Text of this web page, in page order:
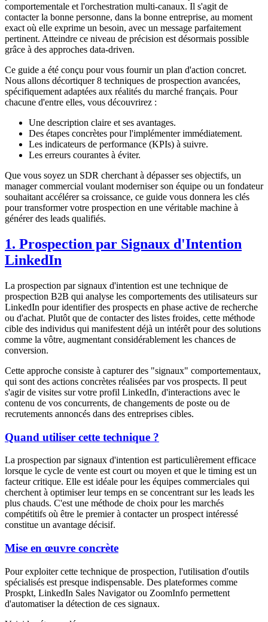
comportementale et l'orchestration multi-canaux. Il s'agit de
contacter la bonne personne, dans la bonne entreprise, au moment
exact où elle exprime un besoin, avec un message parfaitement
pertinent. Atteindre ce niveau de précision est désormais possible
grâce à des approches data-driven.
Ce guide a été conçu pour vous fournir un plan d'action concret.
Nous allons décortiquer 8 techniques de prospection avancées,
spécifiquement adaptées aux réalités du marché français. Pour
chacune d'entre elles, vous découvrirez :
Une description claire et ses avantages.
Des étapes concrètes pour l'implémenter immédiatement.
Les indicateurs de performance (KPIs) à suivre.
Les erreurs courantes à éviter.
Que vous soyez un SDR cherchant à dépasser ses objectifs, un
manager commercial voulant moderniser son équipe ou un fondateur
souhaitant accélérer sa croissance, ce guide vous donnera les clés
pour transformer votre prospection en une véritable machine à
générer des leads qualifiés.
1. Prospection par Signaux d'Intention
LinkedIn
La prospection par signaux d'intention est une technique de
prospection B2B qui analyse les comportements des utilisateurs sur
LinkedIn pour identifier des prospects en phase active de recherche
ou d'achat. Plutôt que de contacter des listes froides, cette méthode
cible des individus qui manifestent déjà un intérêt pour des solutions
comme la vôtre, augmentant considérablement les chances de
conversion.
Cette approche consiste à capturer des "signaux" comportementaux,
qui sont des actions concrètes réalisées par vos prospects. Il peut
s'agir de visites sur votre profil LinkedIn, d'interactions avec le
contenu de vos concurrents, de changements de poste ou de
recrutements annoncés dans des entreprises cibles.
Quand utiliser cette technique ?
La prospection par signaux d'intention est particulièrement efficace
lorsque le cycle de vente est court ou moyen et que le timing est un
facteur critique. Elle est idéale pour les équipes commerciales qui
cherchent à optimiser leur temps en se concentrant sur les leads les
plus chauds. C'est une méthode de choix pour les marchés
compétitifs où être le premier à contacter un prospect intéressé
constitue un avantage décisif.
Mise en œuvre concrète
Pour exploiter cette technique de prospection, l'utilisation d'outils
spécialisés est presque indispensable. Des plateformes comme
Prospkt, LinkedIn Sales Navigator ou ZoomInfo permettent
d'automatiser la détection de ces signaux.